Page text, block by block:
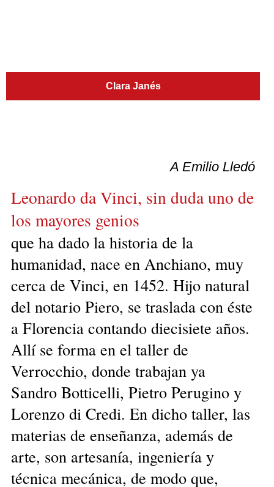
Clara Janés
A Emilio Lledó
Leonardo da Vinci, sin duda uno de
los mayores genios
que ha dado la historia de la
humanidad, nace en Anchiano, muy
cerca de Vinci, en 1452. Hijo natural
del notario Piero, se traslada con éste
a Florencia contando diecisiete años.
Allí se forma en el taller de
Verrocchio, donde trabajan ya
Sandro Botticelli, Pietro Perugino y
Lorenzo di Credi. En dicho taller, las
materias de enseñanza, además de
arte, son artesanía, ingeniería y
técnica mecánica, de modo que,